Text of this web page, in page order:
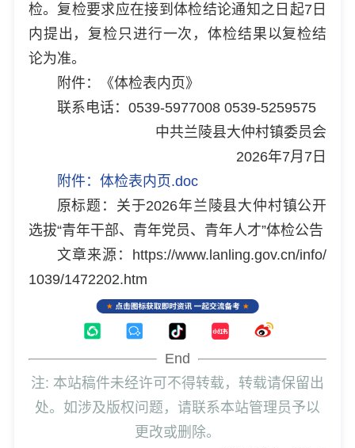
检。复检要求应在接到体检结论通知之日起7日
内提出，复检只进行一次，体检结果以复检结
论为准。
附件：《体检表内页》
联系电话：0539-5977008 0539-5259575
中共兰陵县大仲村镇委员会
2026年7月7日
附件：体检表内页.doc
原标题：关于2026年兰陵县大仲村镇公开
选拔“青年干部、青年党员、青年人才”体检公告
文章来源：https://www.lanling.gov.cn/info/
1039/1472202.htm
End
注: 本站稿件未经许可不得转载，转载请保留出
处。如涉及版权问题，请联系本站管理员予以
更改或删除。